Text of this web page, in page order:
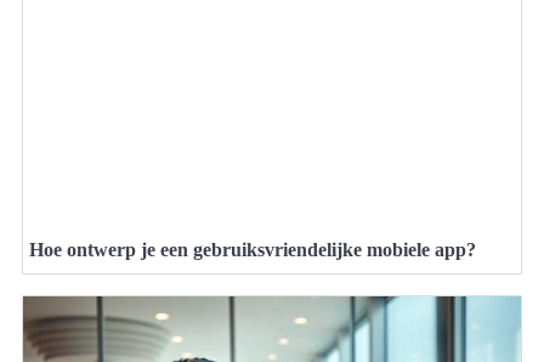
Hoe ontwerp je een gebruiksvriendelijke mobiele app?